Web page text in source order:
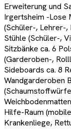
Erweiterung und
Irgertsheim -Lose
(Schüler-, Lehrer-,
Stühle (Schüler-,
Sitzbänke ca. 6
(Garderoben-,
Sideboards ca. 8
Wandgarderoben
Hilfe-Raum
Krankenliege,